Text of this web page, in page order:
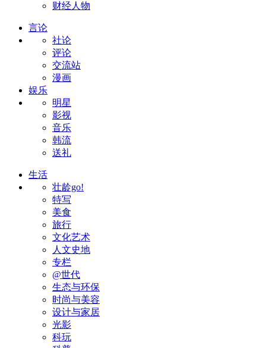
财经人物
言论
社论
评论
交流站
漫画
娱乐
明星
影视
音乐
韩流
送礼
生活
壮龄go!
特写
美食
旅行
文化艺术
人文史地
专栏
@世代
生态与环保
时尚与美容
设计与家居
光影
科玩